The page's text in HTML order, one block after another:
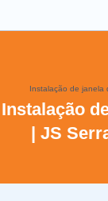
Instalação de janela
Instalação
| JS